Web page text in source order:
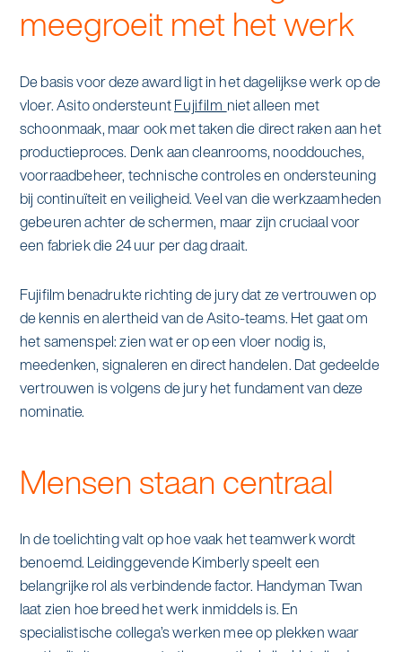
Werken bij Asito
Zoeken
Offerte aanvragen
meegroeit met het werk
De basis voor deze award ligt in het dagelijkse werk op de
vloer. Asito ondersteuntFujifilm niet alleen met
schoonmaak, maar ook met taken die direct raken aan het
productieproces. Denk aan cleanrooms, nooddouches,
voorraadbeheer, technische controles en ondersteuning
bij continuïteit en veiligheid. Veel van die werkzaamheden
gebeuren achter de schermen, maar zijn cruciaal voor
een fabriek die 24 uur per dag draait.
Fujifilm benadrukte richting de jury dat ze vertrouwen op
de kennis en alertheid van de Asito-teams. Het gaat om
het samenspel: zien wat er op een vloer nodig is,
meedenken, signaleren en direct handelen. Dat gedeelde
vertrouwen is volgens de jury het fundament van deze
nominatie.
Mensen staan centraal
In de toelichting valt op hoe vaak het teamwerk wordt
benoemd. Leidinggevende Kimberly speelt een
belangrijke rol als verbindende factor. Handyman Twan
laat zien hoe breed het werk inmiddels is. En
specialistische collega’s werken mee op plekken waar